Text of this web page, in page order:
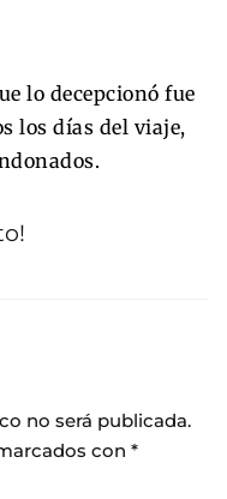
lo decepcionó fue
los días del viaje,
no será publicada.
con *